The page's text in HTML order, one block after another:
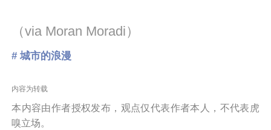
（via Moran Moradi）
# 城市的浪漫
内容为转载
本内容由作者授权发布，观点仅代表作者本人，不代表虎
嗅立场。